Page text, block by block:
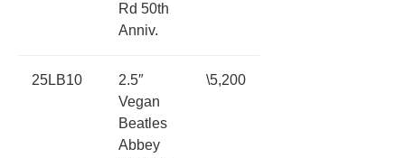
Rd 50th
Anniv.
25LB10
2.5″
Vegan
Beatles
Abbey
\5,200